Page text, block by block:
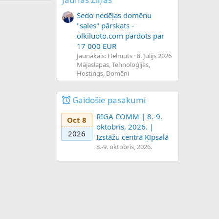
Sedo nedēļas domēnu
"sales" pārskats -
olkiluoto.com pārdots par
17 000 EUR
Jaunākais: Helmuts 8. Jūlijs 2026
Mājaslapas, Tehnoloģijas,
Hostings, Domēni
Gaidošie pasākumi
Oct 8
2026
RIGA COMM | 8.-9.
oktobris, 2026. |
Izstāžu centrā Ķīpsalā
8.-9. oktobris, 2026.